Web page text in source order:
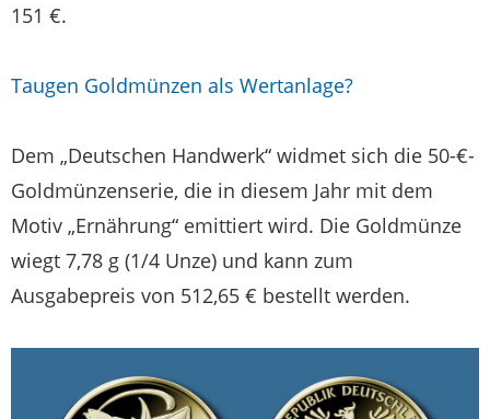
151 €.
Taugen Goldmünzen als Wertanlage?
Dem „Deutschen Handwerk“ widmet sich die 50-€-
Goldmünzenserie, die in diesem Jahr mit dem
Motiv „Ernährung“ emittiert wird. Die Goldmünze
wiegt 7,78 g (1/4 Unze) und kann zum
Ausgabepreis von 512,65 € bestellt werden.